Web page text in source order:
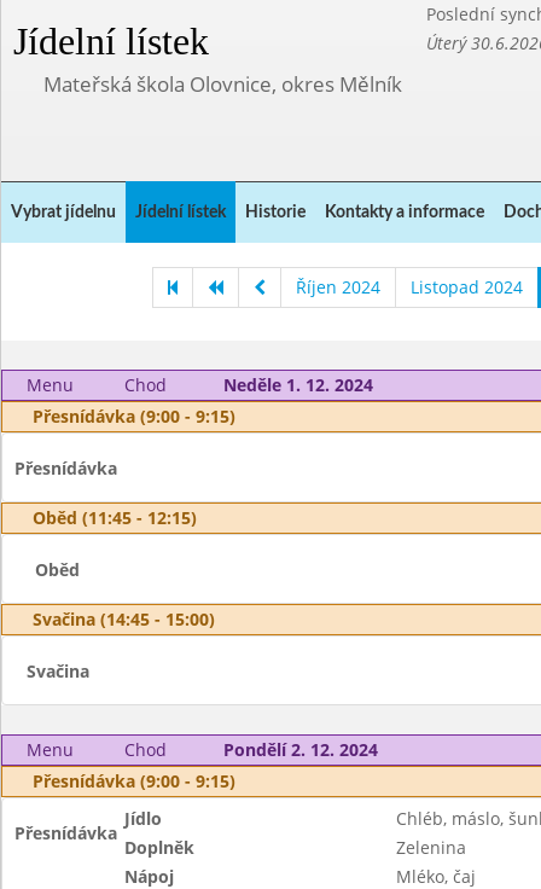
Jídelní lístek
Poslední
Úterý
Mateřská škola Olovnice, okres Mělník
Vybrat jídelnu Jídelní lístek Historie Kontakty a informace
Říjen 2024 Listopad 2024
Menu Chod
Neděle 1. 12. 2024
Přesnídávka (9:00 - 9:15)
Přesnídávka
Oběd (11:45 - 12:15)
Oběd
Svačina (14:45 - 15:00)
Svačina
Menu Chod
Pondělí 2. 12. 2024
Přesnídávka (9:00 - 9:15)
Přesnídávka
Jídlo
Chléb, máslo,
Doplněk
Zelenina
Nápoj
Mléko, čaj